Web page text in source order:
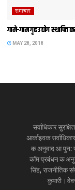
समाचार
गामे-गाम गृह उद्योग
MAY 28, 2018
सर्वाधिकार
आर्काइवक
क अनुवाद आ पुन:
कॉम प्रबंधन क
सिंह, राजनीतिक
कुमारी।